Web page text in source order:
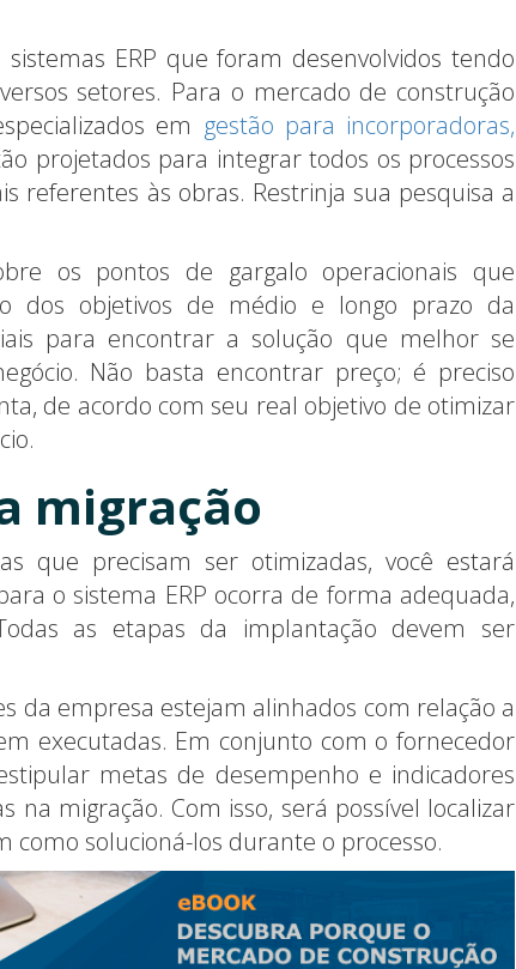
ERP que foram desenvolvidos tendo
setores. Para o mercado de construção
em gestão para incorporadoras,
projetados para integrar todos os processos
referentes às obras. Restrinja sua pesquisa a
os pontos de gargalo operacionais que
dos objetivos de médio e longo prazo da
para encontrar a solução que melhor se
Não basta encontrar preço; é preciso
de acordo com seu real objetivo de otimizar
migração
que precisam ser otimizadas, você estará
o sistema ERP ocorra de forma adequada,
as etapas da implantação devem ser
da empresa estejam alinhados com relação a
executadas. Em conjunto com o fornecedor
metas de desempenho e indicadores
na migração. Com isso, será possível localizar
como solucioná-los durante o processo.